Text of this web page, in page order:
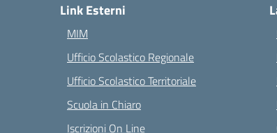
Link Esterni
MIM
Ufficio Scolastico Regionale
Ufficio Scolastico Territoriale
Scuola in Chiaro
Iscrizioni On Line